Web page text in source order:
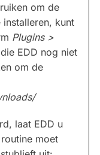
om de
kunt
Plugins >
EDD nog niet
om de
laat EDD u
moet